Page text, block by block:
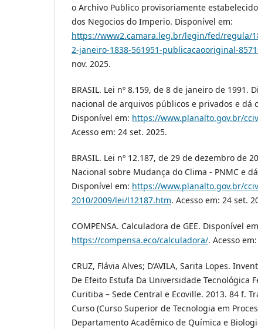
o Archivo Publico provisoriamente
dos Negocios do Imperio. Disponível em:
https://www2.camara.leg.br/legin/fed/regula/
2-janeiro-1838-561951-publicacaooriginal-
nov. 2025.
BRASIL. Lei nº 8.159, de 8 de janeiro de 1991.
nacional de arquivos públicos e privados e dá
Disponível em: https://www.planalto.gov.br/
Acesso em: 24 set. 2025.
BRASIL. Lei nº 12.187, de 29 de dezembro de
Nacional sobre Mudança do Clima - PNMC e
Disponível em: https://www.planalto.gov.br/
2010/2009/lei/l12187.htm. Acesso em: 24 set.
COMPENSA. Calculadora de GEE. Disponível
https://compensa.eco/calculadora/. Acesso
CRUZ, Flávia Alves; D’AVILA, Sarita Lopes.
De Efeito Estufa Da Universidade Tecnológica
Curitiba – Sede Central e Ecoville. 2013. 84 f.
Curso (Curso Superior de Tecnologia em
Departamento Acadêmico de Química e